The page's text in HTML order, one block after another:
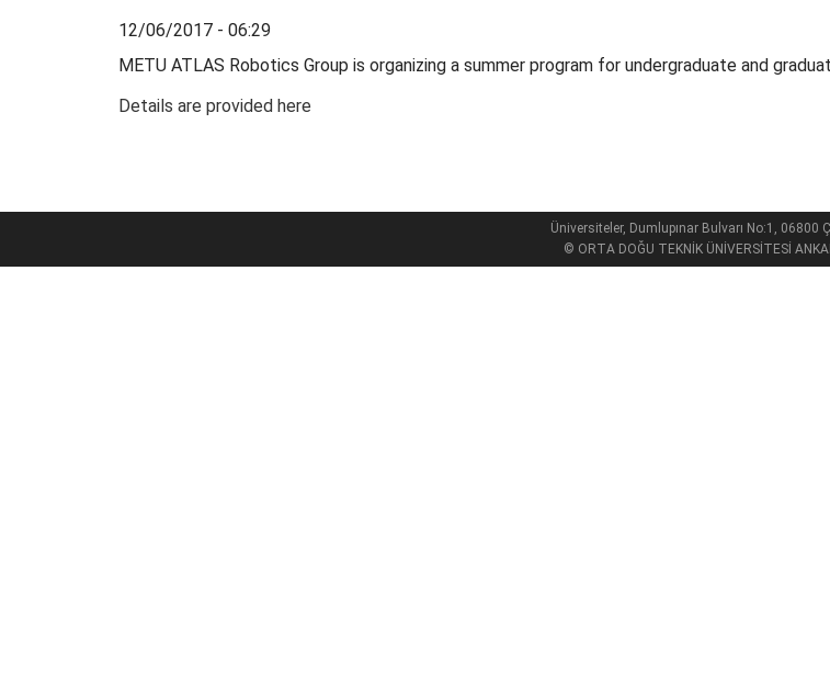
12/06/2017 - 06:29
METU ATLAS Robotics Group is organizing a summer program for undergraduate and
Details are provided here
Üniversiteler, Dumlupınar Bulvarı No:1, 06800
© ORTA DOĞU TEKNİK ÜNİVERSİTESİ